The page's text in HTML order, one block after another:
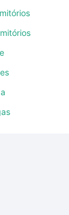
os filtros
ou sem
piscina,
Imóveis à
RS?